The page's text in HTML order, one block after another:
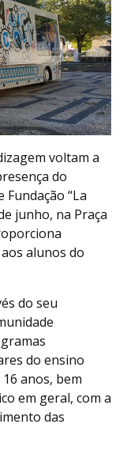
voltam a
do
Fundação “La
junho, na Praça
alunos do
do seu
do ensino
anos, bem
em geral, com a
das